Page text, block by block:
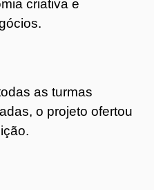
criativa e
as turmas
o projeto ofertou